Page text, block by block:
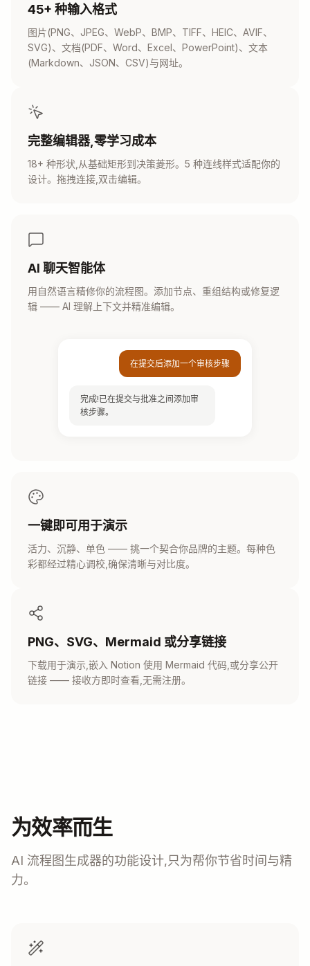
45+ 种输入格式
图片(PNG、JPEG、WebP、BMP、TIFF、HEIC、AVIF、
SVG)、文档(PDF、Word、Excel、PowerPoint)、文本
(Markdown、JSON、CSV)与网址。
完整编辑器,零学习成本
18+ 种形状,从基础矩形到决策菱形。5 种连线样式适配你的
设计。拖拽连接,双击编辑。
AI 聊天智能体
用自然语言精修你的流程图。添加节点、重组结构或修复逻
辑 —— AI 理解上下文并精准编辑。
在提交后添加一个审核步骤
完成!已在提交与批准之间添加审
核步骤。
一键即可用于演示
活力、沉静、单色 —— 挑一个契合你品牌的主题。每种色
彩都经过精心调校,确保清晰与对比度。
PNG、SVG、Mermaid 或分享链接
下载用于演示,嵌入 Notion 使用 Mermaid 代码,或分享公开
链接 —— 接收方即时查看,无需注册。
为效率而生
AI 流程图生成器的功能设计,只为帮你节省时间与精
力。